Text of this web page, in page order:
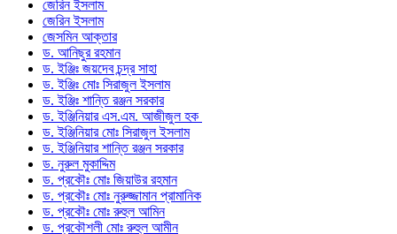
জেরিন ইসলাম
জেরিন ইসলাম
জেসমিন আক্তার
ড. আনিছুর রহমান
ড. ইঞ্জিঃ জয়দেব চন্দ্র সাহা
ড. ইঞ্জিঃ মোঃ সিরাজুল ইসলাম
ড. ইঞ্জিঃ শান্তি রঞ্জন সরকার
ড. ইঞ্জিনিয়ার এস.এম. আজীজুল হক
ড. ইঞ্জিনিয়ার মোঃ সিরাজুল ইসলাম
ড. ইঞ্জিনিয়ার শান্তি রঞ্জন সরকার
ড. নুরুল মুকাদ্দিম
ড. প্রকৌঃ মোঃ জিয়াউর রহমান
ড. প্রকৌঃ মোঃ নুরুজ্জামান প্রামানিক
ড. প্রকৌঃ মোঃ রুহুল আমিন
ড. প্রকৌশলী মোঃ রুহুল আমীন